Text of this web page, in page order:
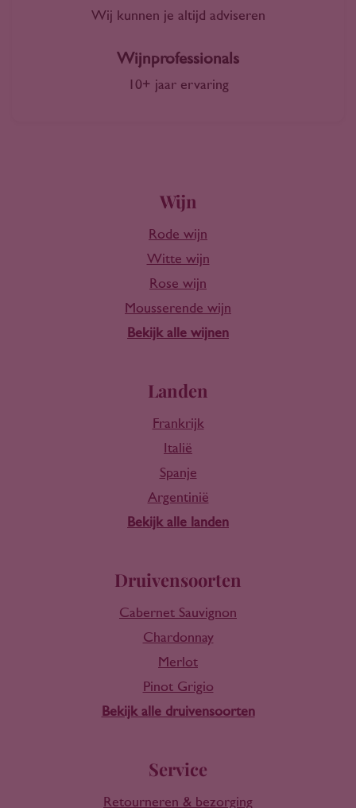
Wij kunnen je altijd adviseren
Wijnprofessionals
10+ jaar ervaring
Wijn
Rode wijn
Witte wijn
Rose wijn
Mousserende wijn
Bekijk alle wijnen
Landen
Frankrijk
Italië
Spanje
Argentinië
Bekijk alle landen
Druivensoorten
Cabernet Sauvignon
Chardonnay
Merlot
Pinot Grigio
Bekijk alle druivensoorten
Service
Retourneren & bezorging